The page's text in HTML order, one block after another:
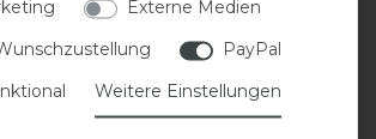
Externe Medien
PayPal
Weitere Einstellungen